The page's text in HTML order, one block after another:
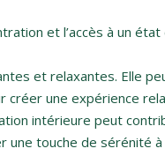
et l’accès à un
et relaxantes. Elle
créer une expérience
intérieure peut
une touche de sérénité